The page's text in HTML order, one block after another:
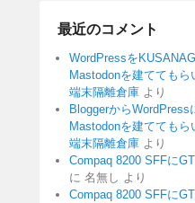
最近のコメント
WordPressを
Mastodonを建てても
端末隔離倉庫 より
BloggerからWordPress
Mastodonを建てても
端末隔離倉庫 より
Compaq 8200 SFFに
に 名無し より
Compaq 8200 SFFに